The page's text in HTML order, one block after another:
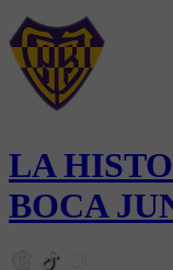
LA
BOCA